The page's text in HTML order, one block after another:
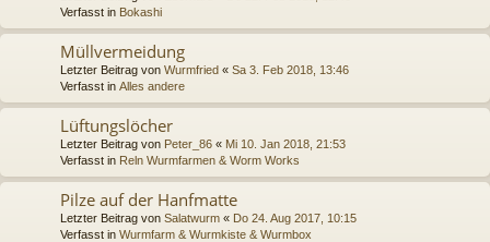
Verfasst in Bokashi
Müllvermeidung
Letzter Beitrag von Wurmfried « Sa 3. Feb 2018, 13:46
Verfasst in Alles andere
Lüftungslöcher
Letzter Beitrag von Peter_86 « Mi 10. Jan 2018, 21:53
Verfasst in Reln Wurmfarmen & Worm Works
Pilze auf der Hanfmatte
Letzter Beitrag von Salatwurm « Do 24. Aug 2017, 10:15
Verfasst in Wurmfarm & Wurmkiste & Wurmbox